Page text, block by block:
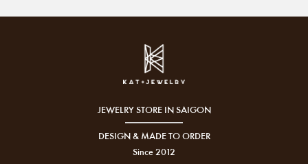
JEWELRY STORE IN SAIGON
DESIGN & MADE TO ORDER
Since 2012